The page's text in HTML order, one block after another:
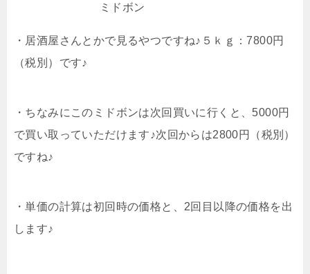
ミドボン
・居酒屋さんとかで見るやつですね♪５ｋｇ：7800円
（税別）です♪
・ちなみにこのミドボンは次回買いに行くと、5000円
で買い取っていただけます♪次回からは2800円（税別）
ですね♪
・単価の計算は初回時の価格と、2回目以降の価格を出
します♪